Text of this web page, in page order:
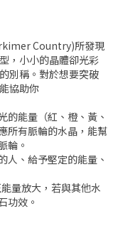
Country)所發現
，小小的晶體卻光彩
別稱。對於想要突破
協助你
的能量（紅、橙、黃、
所有脈輪的水晶，能幫
輪。
人、給予堅定的能量、
量放大，若與其他水
功效。